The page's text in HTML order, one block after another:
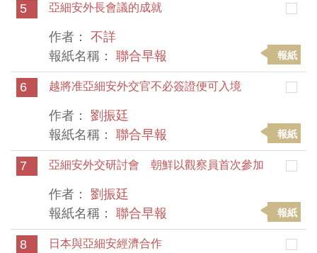
5 亞細安外長會議的成就
作者： 不詳
報紙名稱： 聯合早報 報紙
6 越將准亞細安外交官不必簽證便可入境
作者： 劉振廷
報紙名稱： 聯合早報 報紙
7 亞細安外交研討會 朝鮮以觀察員首次參加
作者： 劉振廷
報紙名稱： 聯合早報 報紙
8 日本與亞細安經濟合作